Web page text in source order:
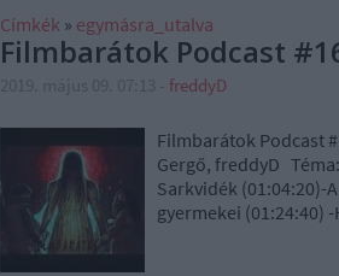
Címkék » egymásra_utalva
Filmbarátok Podcast
freddyD
Filmbarátok Podcast
Gergő, freddyD
Sarkvidék (01:04:20)-
gyermekei (01:24:40)